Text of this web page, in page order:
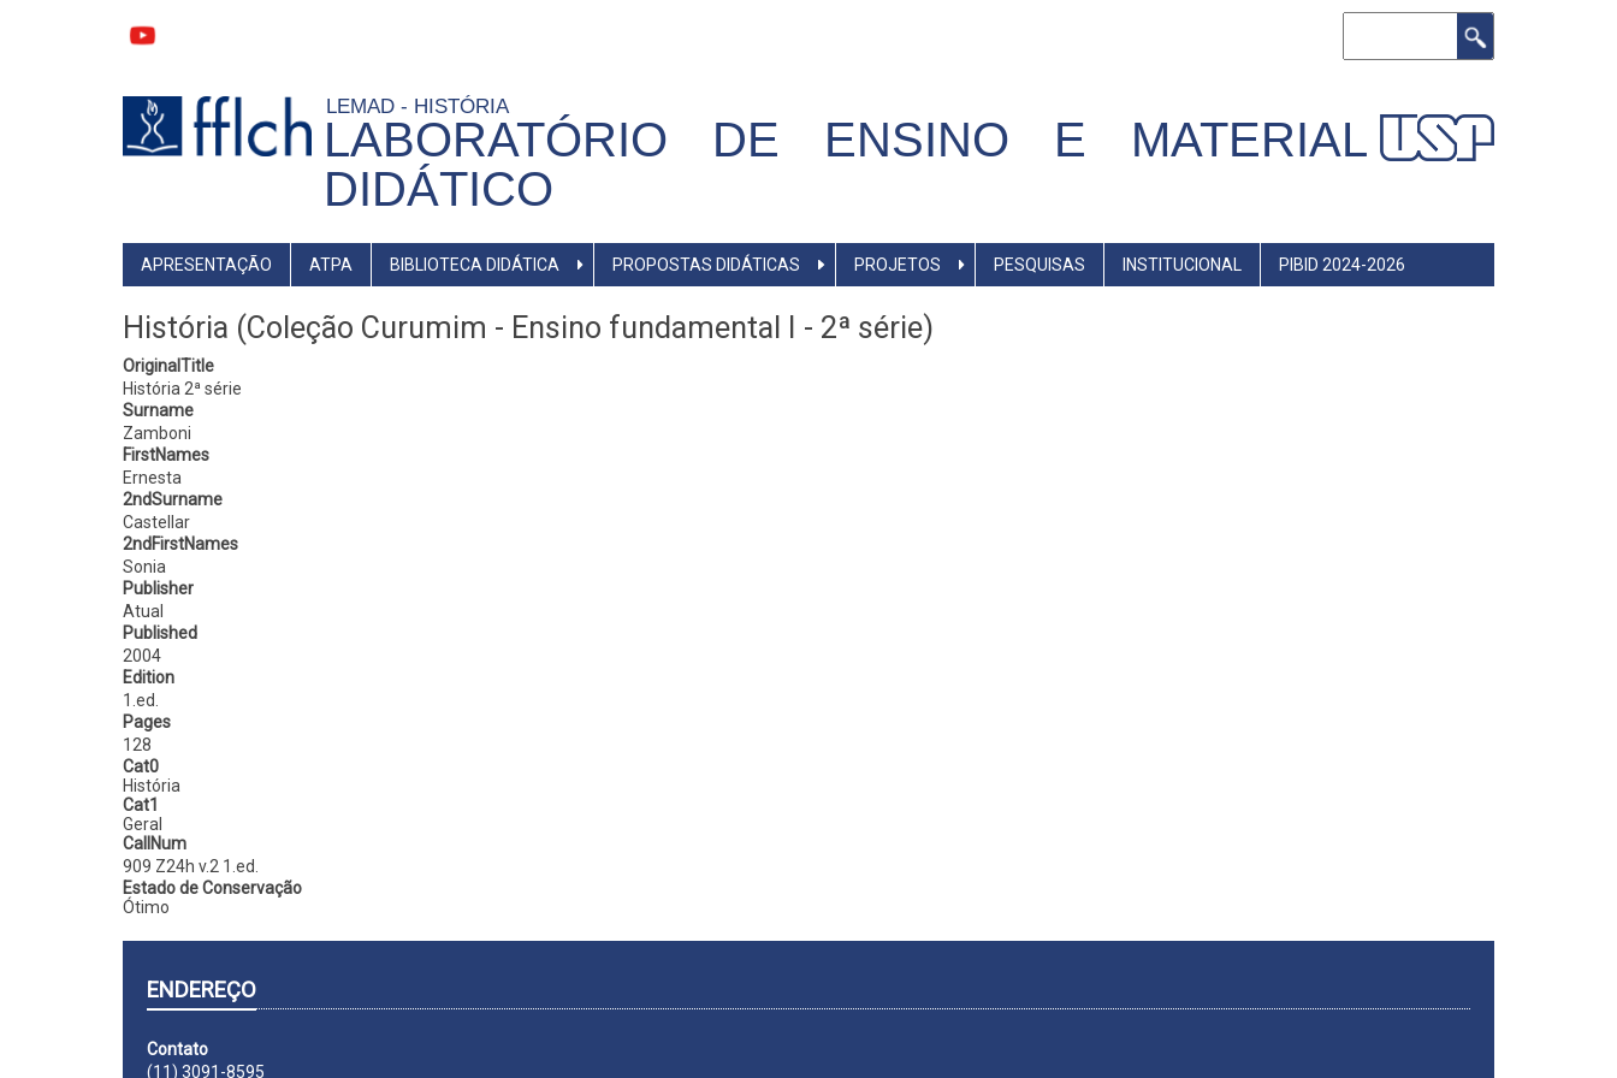
LEMAD - HISTÓRIA
LABORATÓRIO DE ENSINO E MATERIAL
DIDÁTICO
MAIN
NAVIGATION
APRESENTAÇÃO ATPA BIBLIOTECA DIDÁTICA PROPOSTAS DIDÁTICAS PROJETOS PESQUISAS INSTITUCIONAL PIBID 2024-2026
História (Coleção Curumim - Ensino fundamental I - 2ª série)
OriginalTitle
História 2ª série
Surname
Zamboni
FirstNames
Ernesta
2ndSurname
Castellar
2ndFirstNames
Sonia
Publisher
Atual
Published
2004
Edition
1.ed.
Pages
128
Cat0
História
Cat1
Geral
CallNum
909 Z24h v.2 1.ed.
Estado de Conservação
Ótimo
ENDEREÇO
Contato
(11) 3091-8595